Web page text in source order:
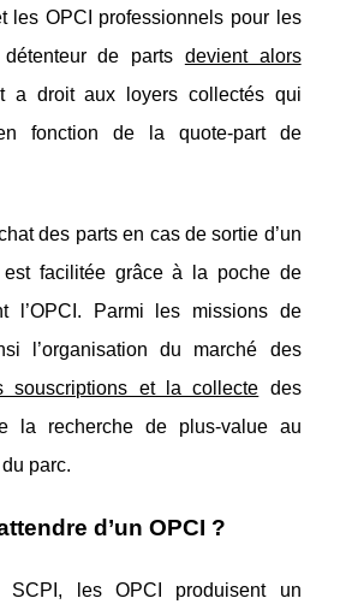
les OPCI professionnels pour les
de parts devient alors
a droit aux loyers collectés qui
fonction de la quote-part de
des parts en cas de sortie d’un
est facilitée grâce à la poche de
l’OPCI. Parmi les missions de
l’organisation du marché des
souscriptions et la collecte des
la recherche de plus-value au
parc.
d’un OPCI ?
les OPCI produisent un